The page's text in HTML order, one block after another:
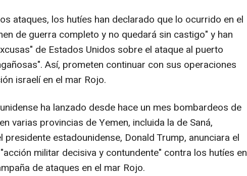
ataques, los hutíes han declarado que lo ocurrido en el
de guerra completo y no quedará sin castigo" y han
de Estados Unidos sobre el ataque al puerto
Así, prometen continuar con sus operaciones
israelí en el mar Rojo.
ha lanzado desde hace un mes bombardeos de
varias provincias de Yemen, incluida la de Saná,
presidente estadounidense, Donald Trump, anunciara el
militar decisiva y contundente" contra los hutíes en
de ataques en el mar Rojo.